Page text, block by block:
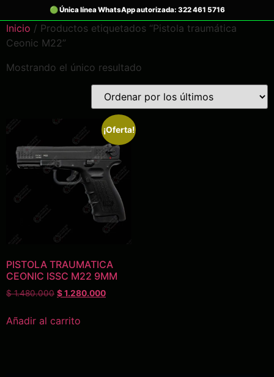
Inicio / Productos etiquetados “Pistola traumática
Ceonic M22”
Mostrando el único resultado
¡Oferta!
PISTOLA TRAUMATICA
CEONIC ISSC M22 9MM
$1.480.000 $1.280.000
Añadir al carrito